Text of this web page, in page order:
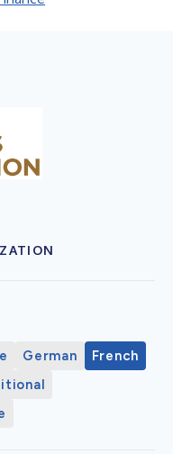
German
French